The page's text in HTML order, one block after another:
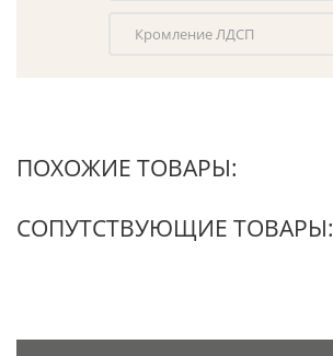
Кромление ЛДСП
ПОХОЖИЕ ТОВАРЫ:
СОПУТСТВУЮЩИЕ ТОВАРЫ: